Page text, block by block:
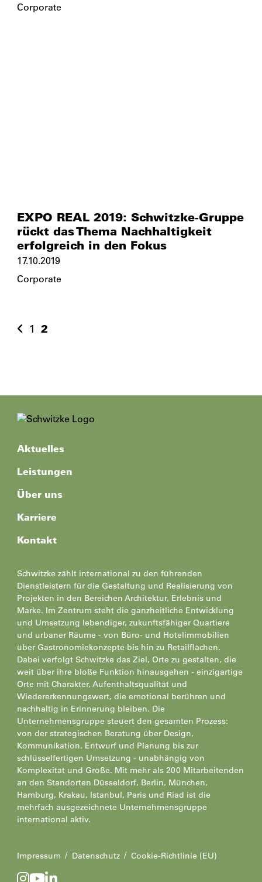
Corporate
EXPO REAL 2019: Schwitzke-Gruppe
rückt das Thema Nachhaltigkeit
erfolgreich in den Fokus
17.10.2019
Corporate
1 2
Aktuelles
Leistungen
Über uns
Karriere
Kontakt
Schwitzke zählt international zu den führenden
Dienstleistern für die Gestaltung und Realisierung von
Projekten in den Bereichen Architektur, Erlebnis und
Marke. Im Zentrum steht die ganzheitliche Entwicklung
und Umsetzung lebendiger, zukunftsfähiger Quartiere
und urbaner Räume - von Büro- und Hotelimmobilien
über Gastronomiekonzepte bis hin zu Retailflächen.
Dabei verfolgt Schwitzke das Ziel, Orte zu gestalten, die
weit über ihre bloße Funktion hinausgehen - einzigartige
Orte mit Charakter, Aufenthaltsqualität und
Wiedererkennungswert, die emotional berühren und
nachhaltig in Erinnerung bleiben. Die
Unternehmensgruppe steuert den gesamten Prozess:
von der strategischen Beratung über Design,
Kommunikation, Entwurf und Planung bis zur
schlüsselfertigen Umsetzung - unabhängig von
Komplexität und Größe. Mit mehr als 200 Mitarbeitenden
an den Standorten Düsseldorf, Berlin, München,
Hamburg, Krakau, Istanbul, Paris und Riad ist die
mehrfach ausgezeichnete Unternehmensgruppe
international aktiv.
Impressum Datenschutz Cookie-Richtlinie (EU)